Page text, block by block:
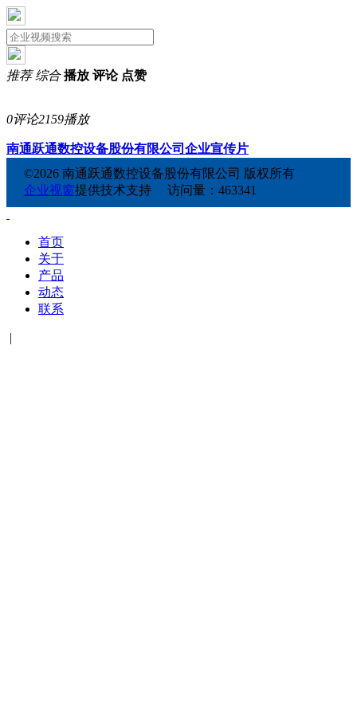
推荐 综合 播放 评论 点赞
0评论2159播放
南通跃通数控设备股份有限公司企业宣传片
©2026 南通跃通数控设备股份有限公司 版权所有
企业视窗提供技术支持 访问量：463341
首页
关于
产品
动态
联系
|